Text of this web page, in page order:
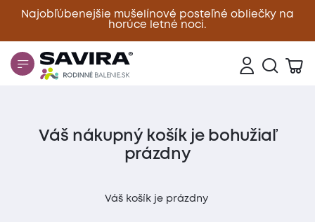
Najobľúbenejšie mušelínové posteľné obliečky na
horúce letné noci.
Zavrieť
Váš nákupný košík je bohužiaľ
prázdny
Váš košík je prázdny